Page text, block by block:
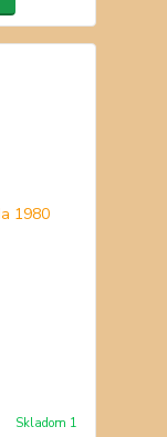
Skladom 1